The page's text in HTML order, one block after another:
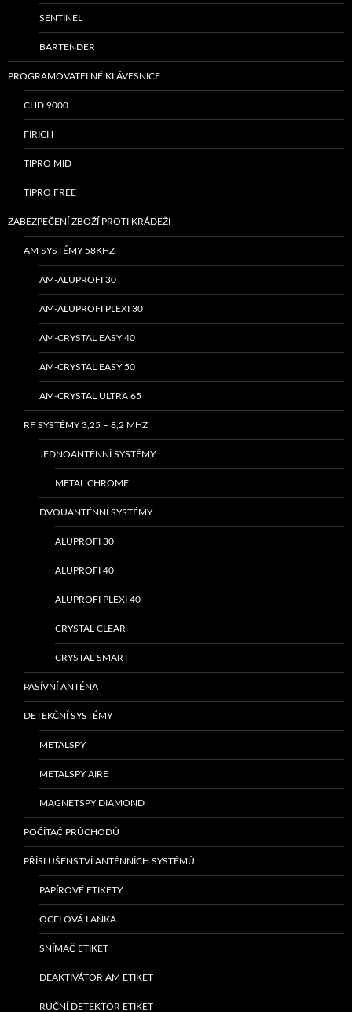
SENTINEL
BARTENDER
PROGRAMOVATELNÉ KLÁVESNICE
CHD 9000
FIRICH
TIPRO MID
TIPRO FREE
ZABEZPEČENÍ ZBOŽÍ PROTI KRÁDEŽI
AM SYSTÉMY 58KHZ
AM-ALUPROFI 30
AM-ALUPROFI PLEXI 30
AM-CRYSTAL EASY 40
AM-CRYSTAL EASY 50
AM-CRYSTAL ULTRA 65
RF SYSTÉMY 3,25 – 8,2 MHZ
JEDNOANTÉNNÍ SYSTÉMY
METAL CHROME
DVOUANTÉNNÍ SYSTÉMY
ALUPROFI 30
ALUPROFI 40
ALUPROFI PLEXI 40
CRYSTAL CLEAR
CRYSTAL SMART
PASÍVNÍ ANTÉNA
DETEKČNÍ SYSTÉMY
METALSPY
METALSPY AIRE
MAGNETSPY DIAMOND
POČÍTAČ PRŮCHODŮ
PŘÍSLUŠENSTVÍ ANTÉNNÍCH SYSTÉMŮ
PAPÍROVÉ ETIKETY
OCELOVÁ LANKA
SNÍMAČ ETIKET
DEAKTIVÁTOR AM ETIKET
RUČNÍ DETEKTOR ETIKET